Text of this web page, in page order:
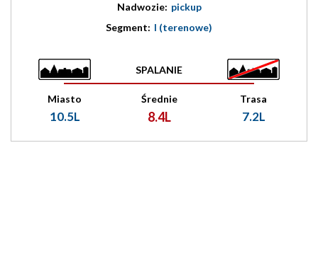
Nadwozie: pickup
Segment: I (terenowe)
SPALANIE
Miasto
10.5L
Średnie
8.4L
Trasa
7.2L